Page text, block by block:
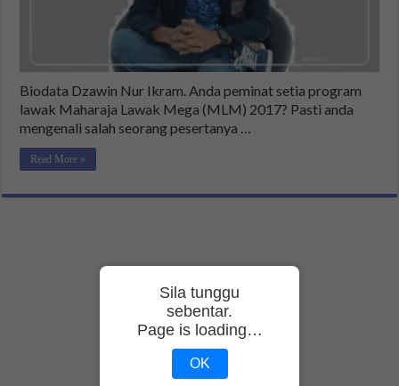
Biodata Dzawin Nur Ikram. Anda peminat setia program
lawak Maharaja Lawak Mega (MLM) 2017? Pasti anda
mengenali salah seorang pesertanya …
Read More »
Sila tunggu
sebentar.
Page is loading…
OK